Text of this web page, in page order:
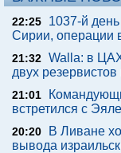
22:25
1037-й
Сирии, операции
21:32 Walla: в
двух
21:01
встретился с
20:20
В Ливане
вывода